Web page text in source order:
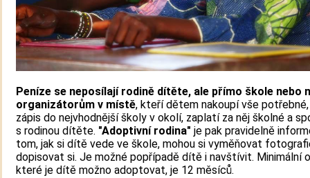
Peníze se neposílají rodině dítěte, ale přímo škole nebo
organizátorům v místě, kteří dětem nakoupí vše
zápis do nejvhodnější školy v okolí, zaplatí za něj školné a
s rodinou dítěte. "Adoptivní rodina" je pak pravidelně
tom, jak si dítě vede ve škole, mohou si vyměňovat
dopisovat si. Je možné popřípadě dítě i navštívit. Minimální
které je dítě možno adoptovat, je 12 měsíců.